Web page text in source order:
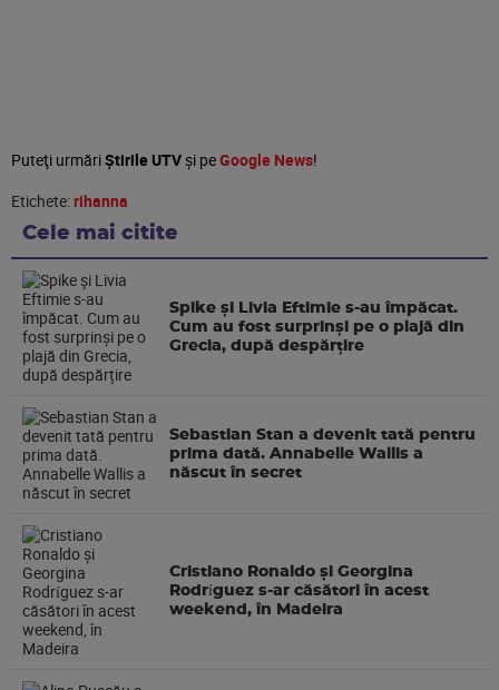
Puteţi urmăriȘtirile UTVşi peGoogle News!
Etichete:rihanna
Cele mai citite
Spike și Livia Eftimie s-au împăcat.
Cum au fost surprinși pe o plajă din
Grecia, după despărțire
Sebastian Stan a devenit tată pentru
prima dată. Annabelle Wallis a
născut în secret
Cristiano Ronaldo și Georgina
Rodríguez s-ar căsători în acest
weekend, în Madeira